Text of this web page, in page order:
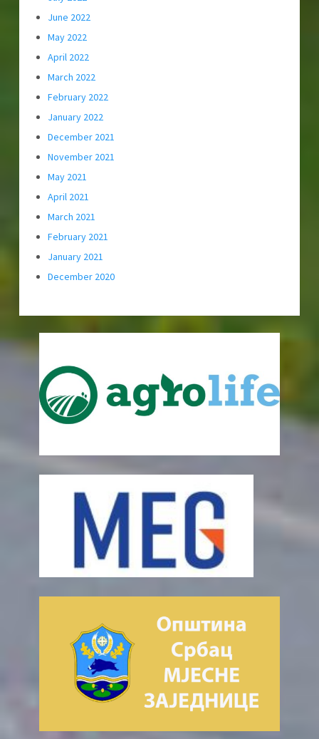
June 2022
May 2022
April 2022
March 2022
February 2022
January 2022
December 2021
November 2021
May 2021
April 2021
March 2021
February 2021
January 2021
December 2020